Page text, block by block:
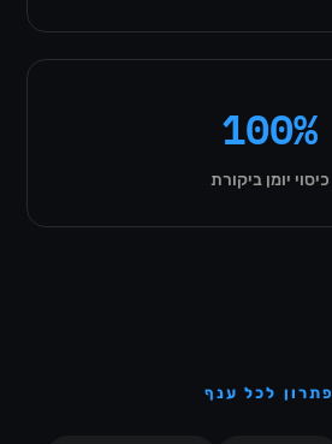
100%
כיסוי יומן ביקורת
פתרון לכל ענף